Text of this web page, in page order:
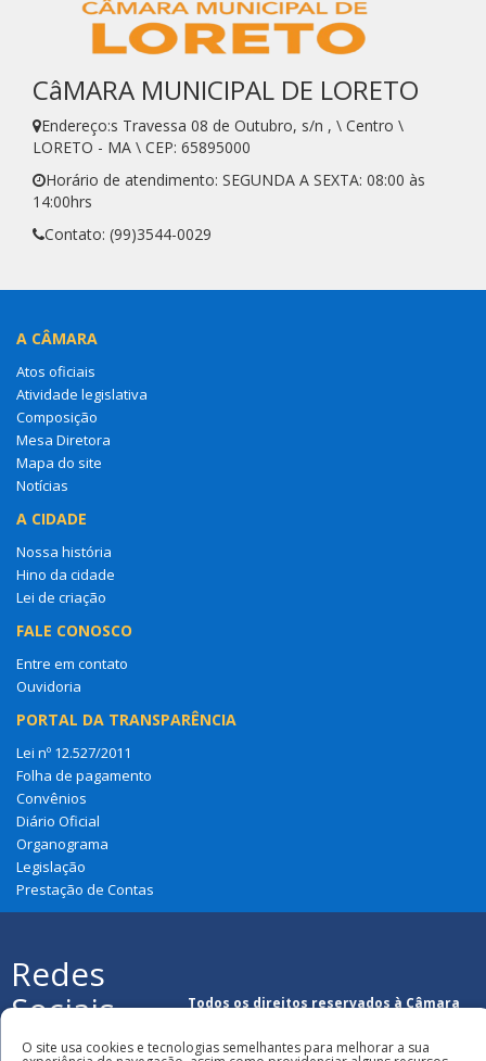
CâMARA MUNICIPAL DE LORETO
Endereço:s Travessa 08 de Outubro, s/n , \ Centro \
LORETO - MA \ CEP: 65895000
Horário de atendimento: SEGUNDA A SEXTA: 08:00 às
14:00hrs
Contato: (99)3544-0029
A CÂMARA
Atos oficiais
Atividade legislativa
Composição
Mesa Diretora
Mapa do site
Notícias
A CIDADE
Nossa história
Hino da cidade
Lei de criação
FALE CONOSCO
Entre em contato
Ouvidoria
PORTAL DA TRANSPARÊNCIA
Lei nº 12.527/2011
Folha de pagamento
Convênios
Diário Oficial
Organograma
Legislação
Prestação de Contas
Redes
Sociais
Todos os direitos reservados à Câmara
O site usa cookies e tecnologias semelhantes para melhorar a sua